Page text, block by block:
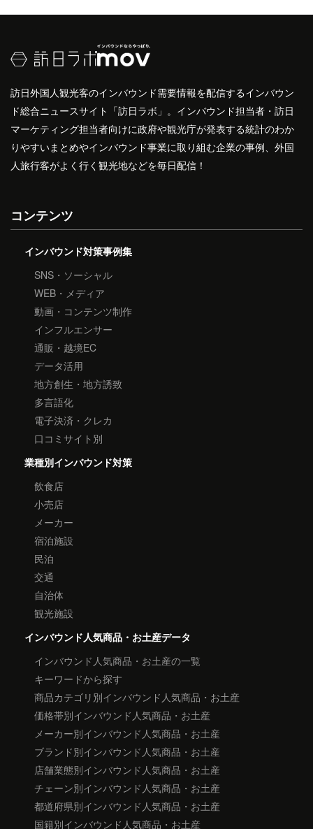
訪日外国人観光客のインバウンド需要情報を配信するインバウン
ド総合ニュースサイト「訪日ラボ」。インバウンド担当者・訪日
マーケティング担当者向けに政府や観光庁が発表する統計のわか
りやすいまとめやインバウンド事業に取り組む企業の事例、外国
人旅行客がよく行く観光地などを毎日配信！
コンテンツ
インバウンド対策事例集
SNS・ソーシャル
WEB・メディア
動画・コンテンツ制作
インフルエンサー
通販・越境EC
データ活用
地方創生・地方誘致
多言語化
電子決済・クレカ
口コミサイト別
業種別インバウンド対策
飲食店
小売店
メーカー
宿泊施設
民泊
交通
自治体
観光施設
インバウンド人気商品・お土産データ
インバウンド人気商品・お土産の一覧
キーワードから探す
商品カテゴリ別インバウンド人気商品・お土産
価格帯別インバウンド人気商品・お土産
メーカー別インバウンド人気商品・お土産
ブランド別インバウンド人気商品・お土産
店舗業態別インバウンド人気商品・お土産
チェーン別インバウンド人気商品・お土産
都道府県別インバウンド人気商品・お土産
国籍別インバウンド人気商品・お土産